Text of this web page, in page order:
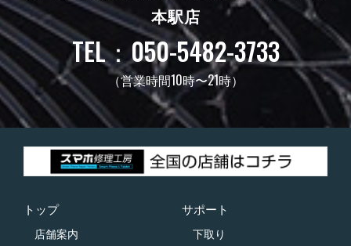
本駅店
TEL：050-5482-3733
（営業時間10時〜21時）
トップ
店舗案内
サポート
下取り